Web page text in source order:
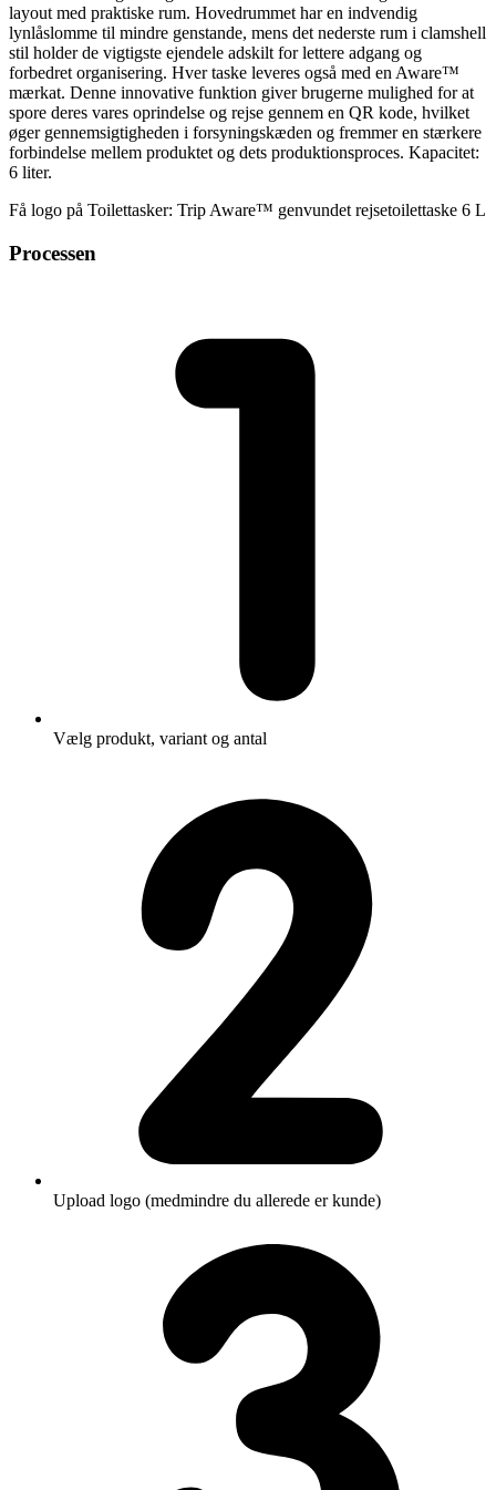
layout med praktiske rum. Hovedrummet har en indvendig
lynlåslomme til mindre genstande, mens det nederste rum i clamshell
stil holder de vigtigste ejendele adskilt for lettere adgang og
forbedret organisering. Hver taske leveres også med en Aware™
mærkat. Denne innovative funktion giver brugerne mulighed for at
spore deres vares oprindelse og rejse gennem en QR kode, hvilket
øger gennemsigtigheden i forsyningskæden og fremmer en stærkere
forbindelse mellem produktet og dets produktionsproces. Kapacitet:
6 liter.
Få logo på Toilettasker: Trip Aware™ genvundet rejsetoilettaske 6 L
Processen
Vælg produkt, variant og antal
Upload logo (medmindre du allerede er kunde)